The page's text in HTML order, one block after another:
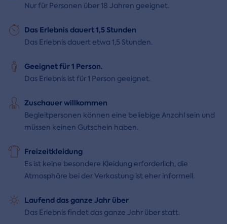
Nur für Personen über 18 Jahren geeignet.
Das Erlebnis dauert 1,5 Stunden
Das Erlebnis dauert etwa 1,5 Stunden.
Geeignet für 1 Person.
Das Erlebnis ist für 1 Person geeignet.
Zuschauer willkommen
Begleitpersonen können eine beliebige Anzahl sein und
müssen keinen Gutschein haben.
Freizeitkleidung
Es ist keine besondere Kleidung erforderlich, die
Atmosphäre bei der Verkostung ist eher informell.
Laufend das ganze Jahr über
Das Erlebnis findet das ganze Jahr über statt.